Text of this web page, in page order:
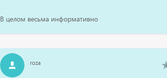
В целом весьма информативно
roza